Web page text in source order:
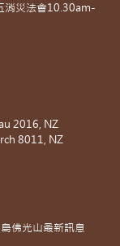
消災法會10.30am-
2016, NZ
8011, NZ
佛光山最新訊息